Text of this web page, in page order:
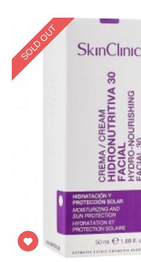
SOLD OUT